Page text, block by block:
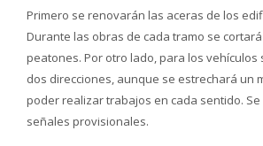
Primero se renovarán las aceras de los
Durante las obras de cada tramo se
peatones. Por otro lado, para los vehículos
dos direcciones, aunque se estrechará un
poder realizar trabajos en cada sentido.
señales provisionales.